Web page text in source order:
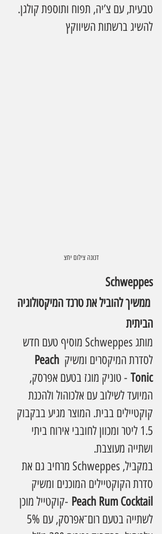
טבעית, עם צ’יה, תפוח ותוספת קולגן.
להשיג ברשתות השיווקץ
דנונה צילום יחצ
Schweppes
ממשיך להוביל את טרנד המיקסולוגיה
הביתית
מותג Schweppes מוסיף טעם חדש
לסדרת המיקסרים ומשיק Peach
Tonic - טוניק מוגז בטעם אפרסק,
המיועד לשילוב עם אלכוהול ולהכנת
קוקטיילים בבית. המוצר מגיע בבקבוק
1.5 ליטר ומכוון לחובבי אירוח ביתי
ושתייה מעוצבת.
במקביל, Schweppes מרחיב גם את
סדרת הקוקטיילים המוכנים ומשיק
Peach Rum Cocktail -קוקטייל מוכן